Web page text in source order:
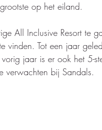
op het eiland.
All Inclusive Resort te
Tot een jaar
jaar is er ook het 5-
verwachten bij Sandals.